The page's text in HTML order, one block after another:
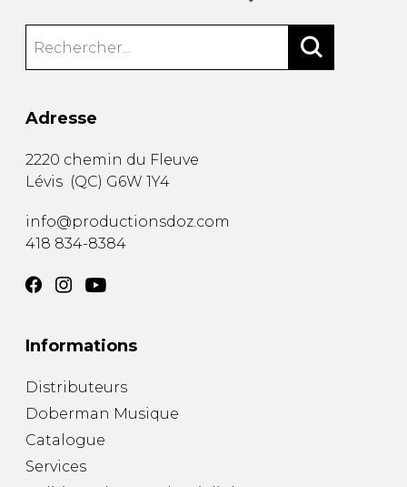
Adresse
2220 chemin du Fleuve
Lévis (QC) G6W 1Y4
info@productionsdoz.com
418 834-8384
Informations
Distributeurs
Doberman Musique
Catalogue
Services